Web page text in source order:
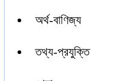
অর্থ-বাণিজ্য
তথ্য-প্রযুক্তি